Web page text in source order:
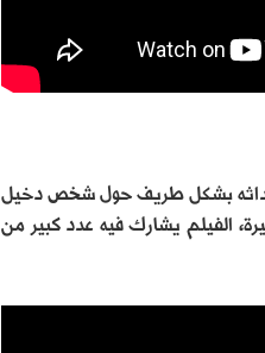
أحداثه بشكل طريف حول شخص دخيل
الفيلم يشارك فيه عدد كبير من